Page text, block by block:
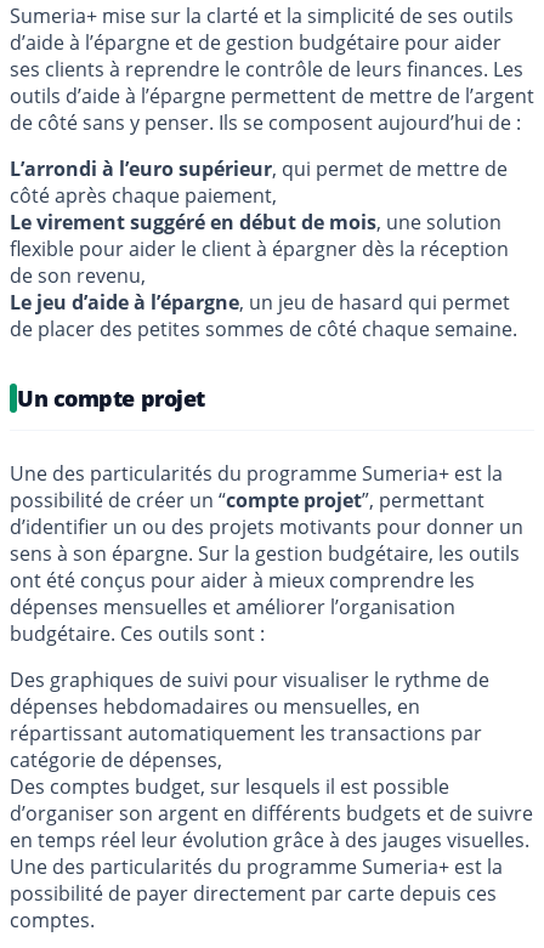
Sumeria+ mise sur la clarté et la simplicité de ses outils
d’aide à l’épargne et de gestion budgétaire pour aider
ses clients à reprendre le contrôle de leurs finances. Les
outils d’aide à l’épargne permettent de mettre de l’argent
de côté sans y penser. Ils se composent aujourd’hui de :
L’arrondi à l’euro supérieur, qui permet de mettre de
côté après chaque paiement,
Le virement suggéré en début de mois, une solution
flexible pour aider le client à épargner dès la réception
de son revenu,
Le jeu d’aide à l’épargne, un jeu de hasard qui permet
de placer des petites sommes de côté chaque semaine.
Un compte projet
Une des particularités du programme Sumeria+ est la
possibilité de créer un “compte projet”, permettant
d’identifier un ou des projets motivants pour donner un
sens à son épargne. Sur la gestion budgétaire, les outils
ont été conçus pour aider à mieux comprendre les
dépenses mensuelles et améliorer l’organisation
budgétaire. Ces outils sont :
Des graphiques de suivi pour visualiser le rythme de
dépenses hebdomadaires ou mensuelles, en
répartissant automatiquement les transactions par
catégorie de dépenses,
Des comptes budget, sur lesquels il est possible
d’organiser son argent en différents budgets et de suivre
en temps réel leur évolution grâce à des jauges visuelles.
Une des particularités du programme Sumeria+ est la
possibilité de payer directement par carte depuis ces
comptes.